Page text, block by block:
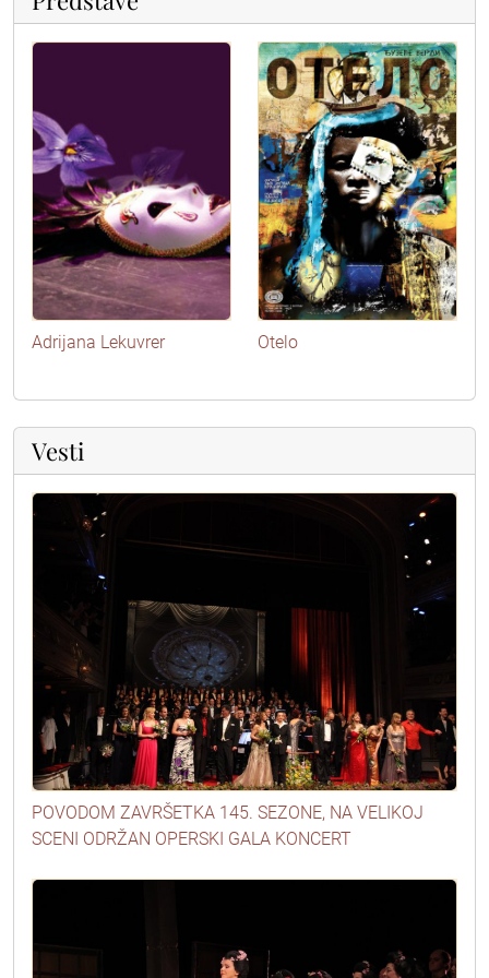
Adrijana Lekuvrer Otelo
Vesti
POVODOM ZAVRŠETKA 145. SEZONE, NA VELIKOJ
SCENI ODRŽAN OPERSKI GALA KONCERT